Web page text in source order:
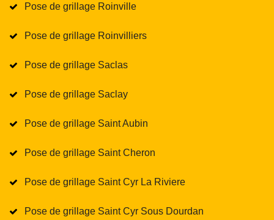
Pose de grillage Roinville
Pose de grillage Roinvilliers
Pose de grillage Saclas
Pose de grillage Saclay
Pose de grillage Saint Aubin
Pose de grillage Saint Cheron
Pose de grillage Saint Cyr La Riviere
Pose de grillage Saint Cyr Sous Dourdan